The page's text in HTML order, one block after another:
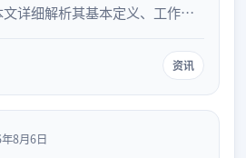
详细解析其基本定义、工作原
诊疗效率方面的重要作用。资讯
8月6日